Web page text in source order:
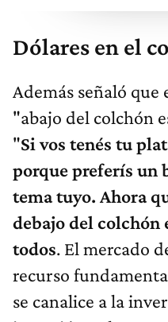
Dólares en el
Además señaló que
"abajo del colchón
"Si vos tenés tu
porque preferís un
tema tuyo. Ahora
debajo del colchón
todos. El mercado
recurso
se canalice a la